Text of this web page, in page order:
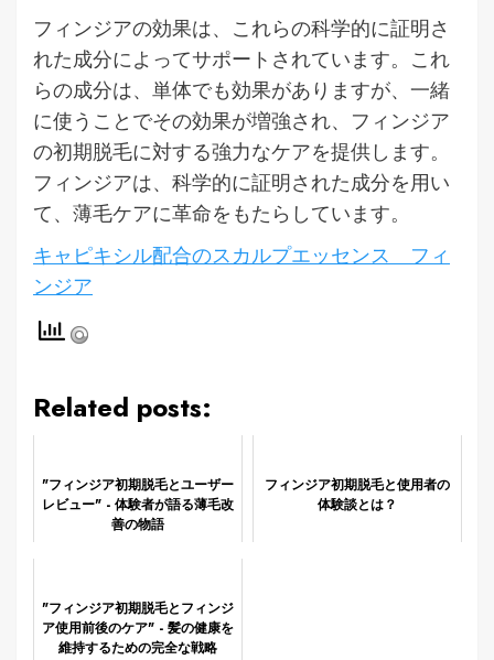
フィンジアの効果は、これらの科学的に証明さ
れた成分によってサポートされています。これ
らの成分は、単体でも効果がありますが、一緒
に使うことでその効果が増強され、フィンジア
の初期脱毛に対する強力なケアを提供します。
フィンジアは、科学的に証明された成分を用い
て、薄毛ケアに革命をもたらしています。
キャピキシル配合のスカルプエッセンス フィ
ンジア
Related posts:
"フィンジア初期脱毛とユーザー
レビュー" - 体験者が語る薄毛改
善の物語
フィンジア初期脱毛と使用者の
体験談とは？
"フィンジア初期脱毛とフィンジ
ア使用前後のケア" - 髪の健康を
維持するための完全な戦略